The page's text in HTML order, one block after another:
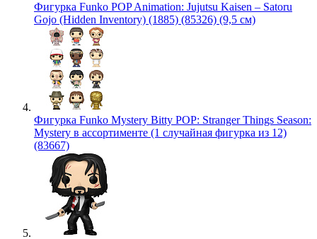
Фигурка Funko POP Animation: Jujutsu Kaisen – Satoru
Gojo (Hidden Inventory) (1885) (85326) (9,5 см)
Фигурка Funko Mystery Bitty POP: Stranger Things Season:
Mystery в ассортименте (1 случайная фигурка из 12)
(83667)